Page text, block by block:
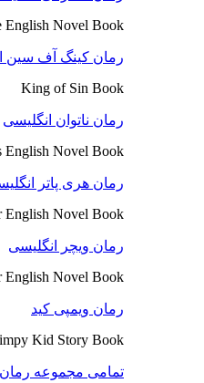
English Novel Book
رمان کینگ آف سین
King of Sin Book
رمان ناتوان انگلیسی
English Novel Book
رمان هری پاتر
English Novel Book
رمان ویچر انگلیسی
English Novel Book
رمان ویمپی کید
Kid Story Book
تمامی مجموعه